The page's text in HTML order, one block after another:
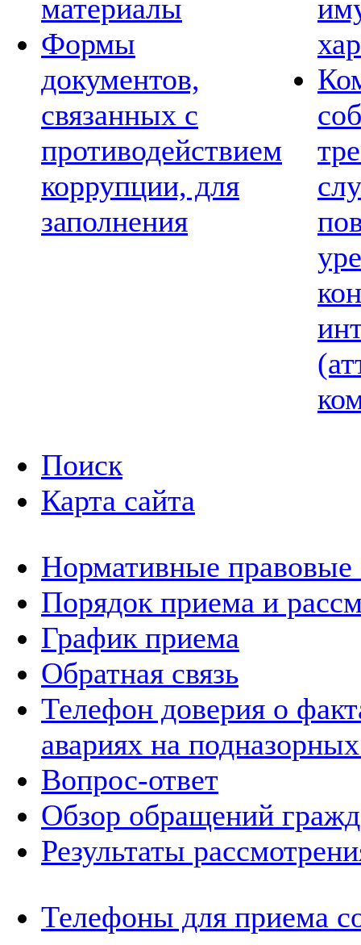
материалы
Формы
документов,
связанных с
противодействием
коррупции, для
заполнения
Поиск
Карта сайта
Нормативные правовые
Порядок приема и
График приема
Обратная связь
Телефон доверия о
авариях на
Вопрос-ответ
Обзор обращений
Результаты
Телефоны для приема